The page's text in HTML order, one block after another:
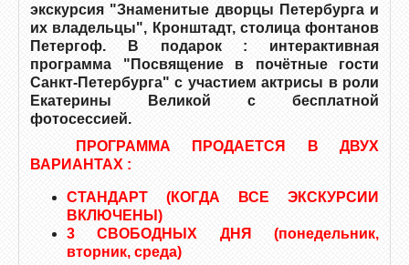
экскурсия "Знаменитые дворцы Петербурга и
их владельцы", Кронштадт, столица фонтанов
Петергоф. В подарок : интерактивная
программа "Посвящение в почётные гости
Санкт-Петербурга" с участием актрисы в роли
Екатерины Великой с бесплатной
фотосессией.
ПРОГРАММА ПРОДАЕТСЯ В ДВУХ
ВАРИАНТАХ :
СТАНДАРТ (КОГДА ВСЕ ЭКСКУРСИИ
ВКЛЮЧЕНЫ)
3 СВОБОДНЫХ ДНЯ (понедельник,
вторник, среда)